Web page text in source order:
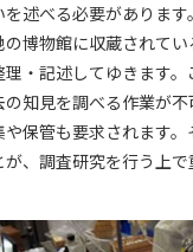
述べる必要がありま
博物館に収蔵されて
・記述してゆきます
知見を調べる作業が
保管も要求されます
、調査研究を行う上で